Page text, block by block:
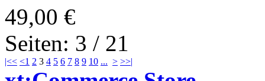
49,00 €
Seiten: 3 / 21
|<< <1 2 3 4 5 6 7 8 9 10 ... > >>|